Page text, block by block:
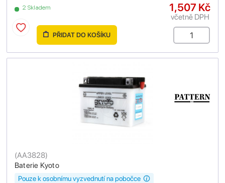
2 Skladem 1,507 Kč
včetně DPH
PŘIDAT DO KOŠÍKU
Baterie Kyoto
(AA3828)
Pouze k osobnímu vyzvednutí na pobočce